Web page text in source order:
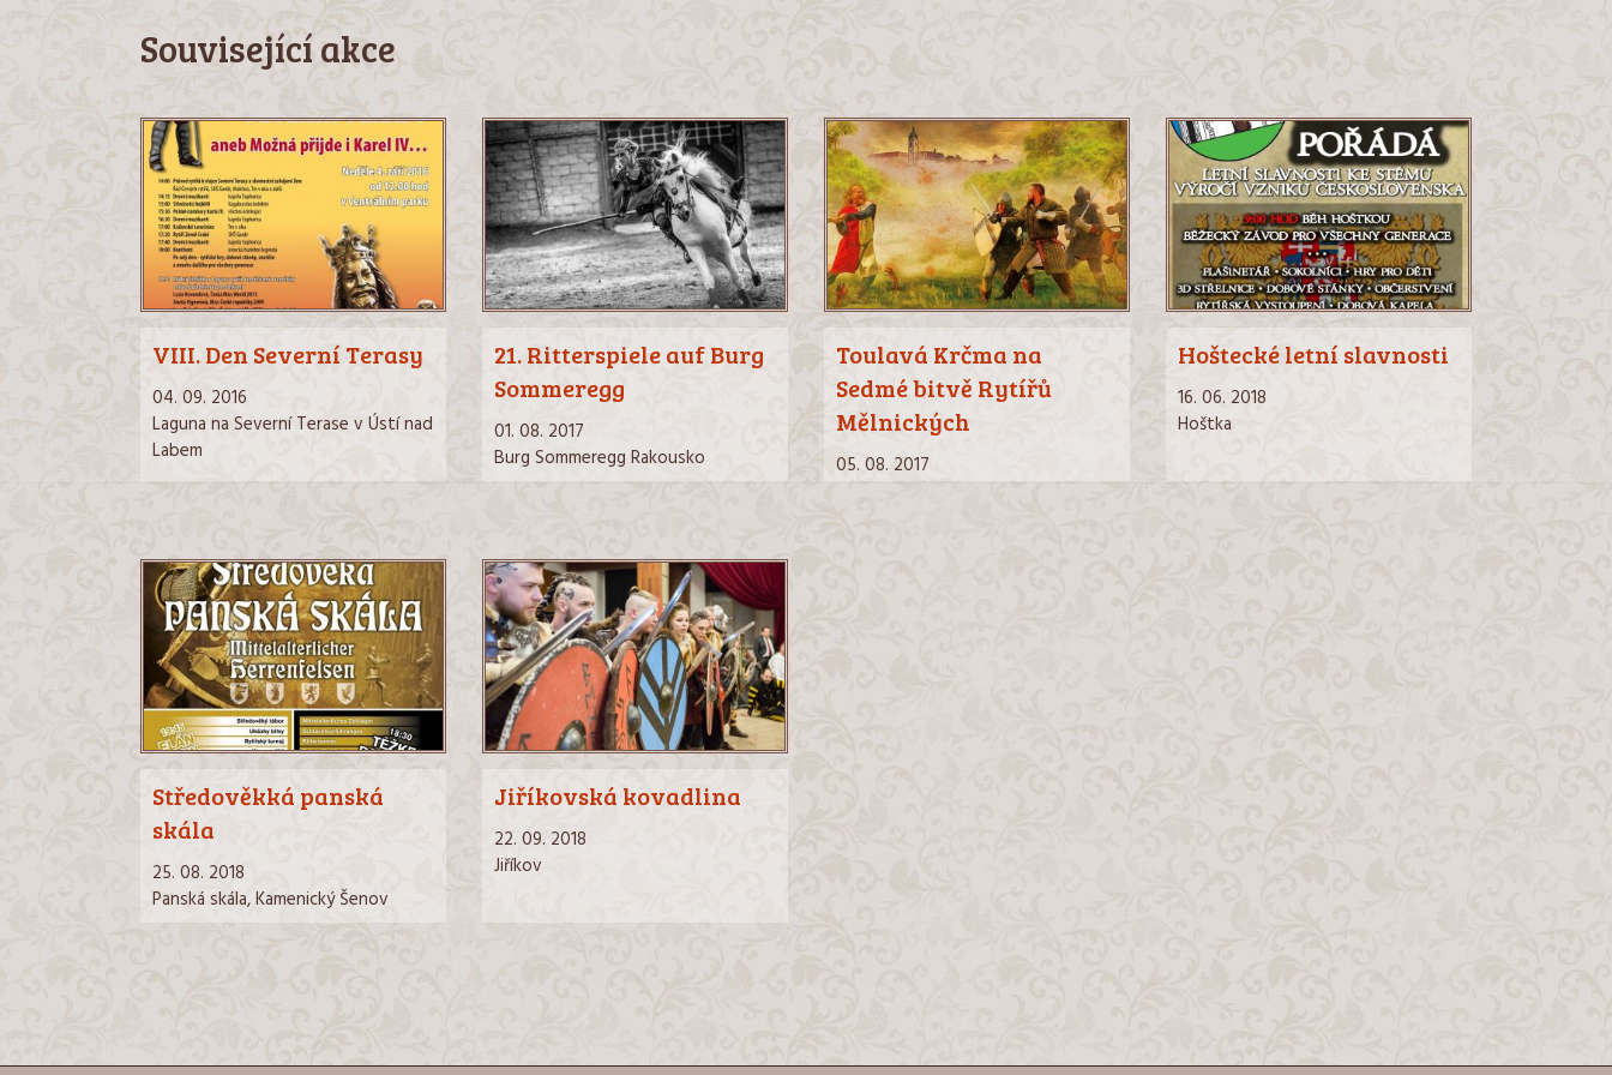
Související akce
VIII. Den Severní Terasy
04. 09. 2016
Laguna na Severní Terase v Ústí nad
Labem
21. Ritterspiele auf Burg
Sommeregg
01. 08. 2017
Burg Sommeregg Rakousko
Toulavá Krčma na
Sedmé bitvě Rytířů
Mělnických
05. 08. 2017
Na Průhoně 953, 27601 Mělník
Hoštecké letní slavnosti
16. 06. 2018
Hoštka
Středověkká panská
skála
25. 08. 2018
Panská skála, Kamenický Šenov
Jiříkovská kovadlina
22. 09. 2018
Jiříkov